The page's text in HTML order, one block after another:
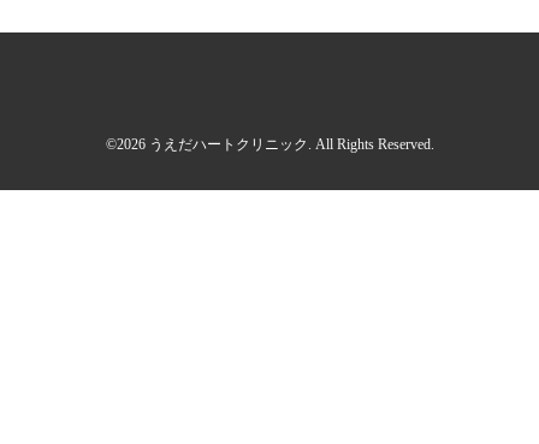
©2026 うえだハートクリニック . All Rights Reserved.